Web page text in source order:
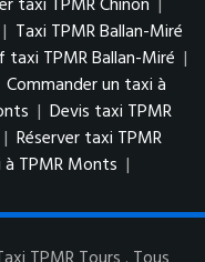
| Taxi TPMR Ballan-Miré
taxi TPMR Ballan-Miré |
Commander un taxi à
| Devis taxi TPMR
| Réserver taxi TPMR
TPMR Monts |